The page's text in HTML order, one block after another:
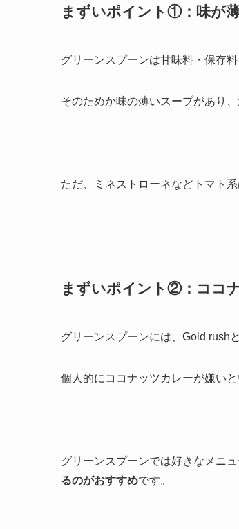
まずいポイント①：味が
グリーンスプーンは甘味料・保存
そのためか味の薄いスープがあり
ただ、ミネストローネなどトマト
まずいポイント②：ココ
グリーンスプーンには、Gold rush
個人的にココナッツカレーが嫌い
グリーンスプーンでは好きなメニュ
るのがおすすめです。